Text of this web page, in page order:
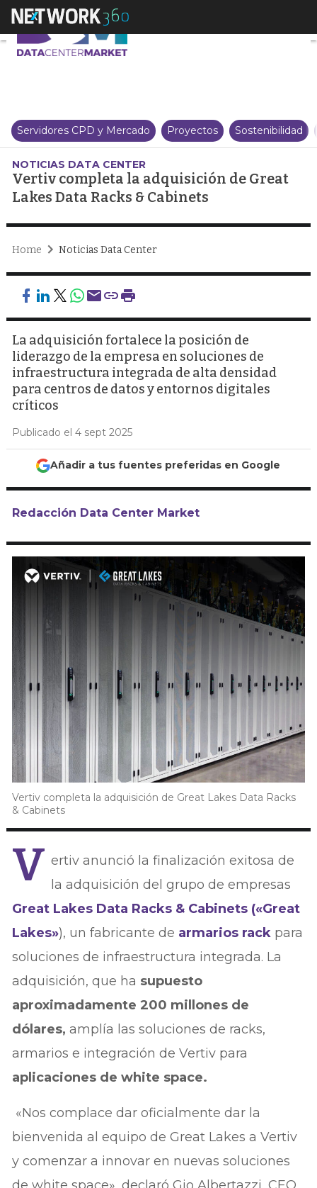
Vertiv completa la adquisición
Servidores CPD y Mercado Proyectos Sostenibilidad
NOTICIAS DATA CENTER
Vertiv completa la adquisición de Great
Lakes Data Racks & Cabinets
Home Noticias Data Center
La adquisición fortalece la posición de
liderazgo de la empresa en soluciones de
infraestructura integrada de alta densidad
para centros de datos y entornos digitales
críticos
Publicado el 4 sept 2025
Añadir a tus fuentes preferidas en Google
Redacción Data Center Market
Vertiv completa la adquisición de Great Lakes Data Racks
& Cabinets
V ertiv anunció la finalización exitosa de
la adquisición del grupo de empresas
Great Lakes Data Racks & Cabinets («Great
Lakes»), un fabricante de armarios rack para
soluciones de infraestructura integrada. La
adquisición, que ha supuesto
aproximadamente 200 millones de
dólares,amplía las soluciones de racks,
armarios e integración de Vertiv para
aplicaciones de white space.
«Nos complace dar oficialmente dar la
bienvenida al equipo de Great Lakes a Vertiv
y comenzar a innovar en nuevas soluciones